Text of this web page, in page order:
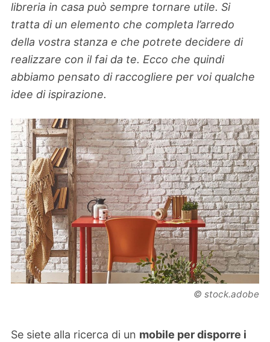
libreria in casa può sempre tornare utile. Si
tratta di un elemento che completa l’arredo
della vostra stanza e che potrete decidere di
realizzare con il fai da te. Ecco che quindi
abbiamo pensato di raccogliere per voi qualche
idee di ispirazione.
© stock.adobe
Se siete alla ricerca di un mobile per disporre i